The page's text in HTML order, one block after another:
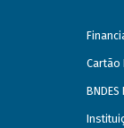
Cartão